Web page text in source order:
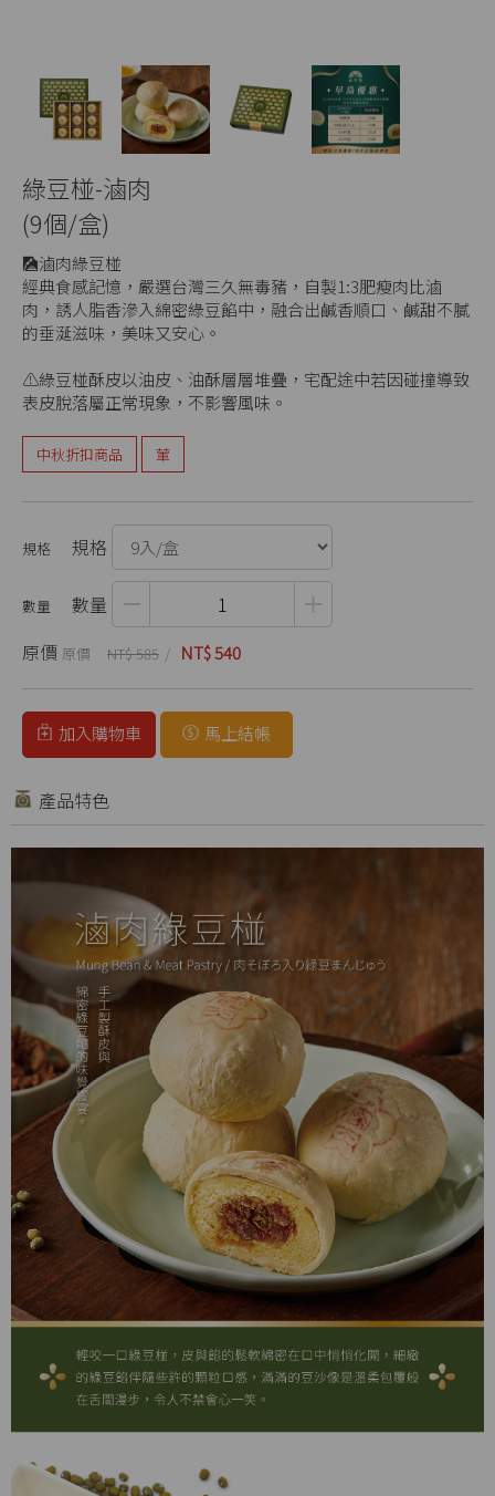
綠豆椪-滷肉
(9個/盒)
🎑滷肉綠豆椪
經典食感記憶，嚴選台灣三久無毒豬，自製1:3肥瘦肉比滷
肉，誘人脂香滲入綿密綠豆餡中，融合出鹹香順口、鹹甜不膩
的垂涎滋味，美味又安心。
⚠️綠豆椪酥皮以油皮、油酥層層堆疊，宅配途中若因碰撞導致
表皮脫落屬正常現象，不影響風味。
中秋折扣商品 葷
規格
數量
原價
NT$ 585 NT$ 540
加入購物車 馬上結帳
產品特色